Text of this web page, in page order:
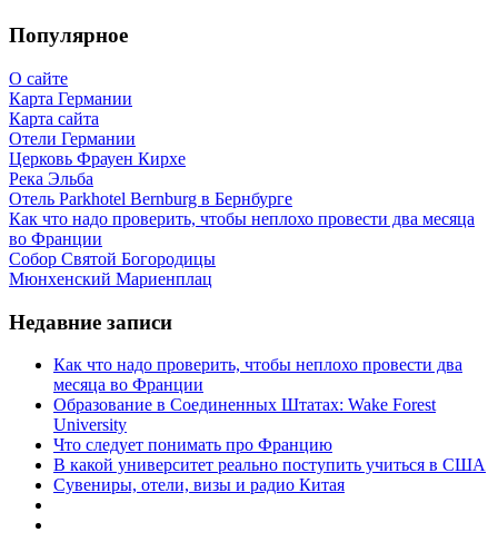
Популярное
О сайте
Карта Германии
Карта сайта
Отели Германии
Церковь Фрауен Кирхе
Река Эльба
Отель Parkhotel Bernburg в Бернбурге
Как что надо проверить, чтобы неплохо провести два месяца
во Франции
Собор Святой Богородицы
Мюнхенский Мариенплац
Недавние записи
Как что надо проверить, чтобы неплохо провести два
месяца во Франции
Образование в Соединенных Штатах: Wake Forest
University
Что следует понимать про Францию
В какой университет реально поступить учиться в США
Сувениры, отели, визы и радио Китая